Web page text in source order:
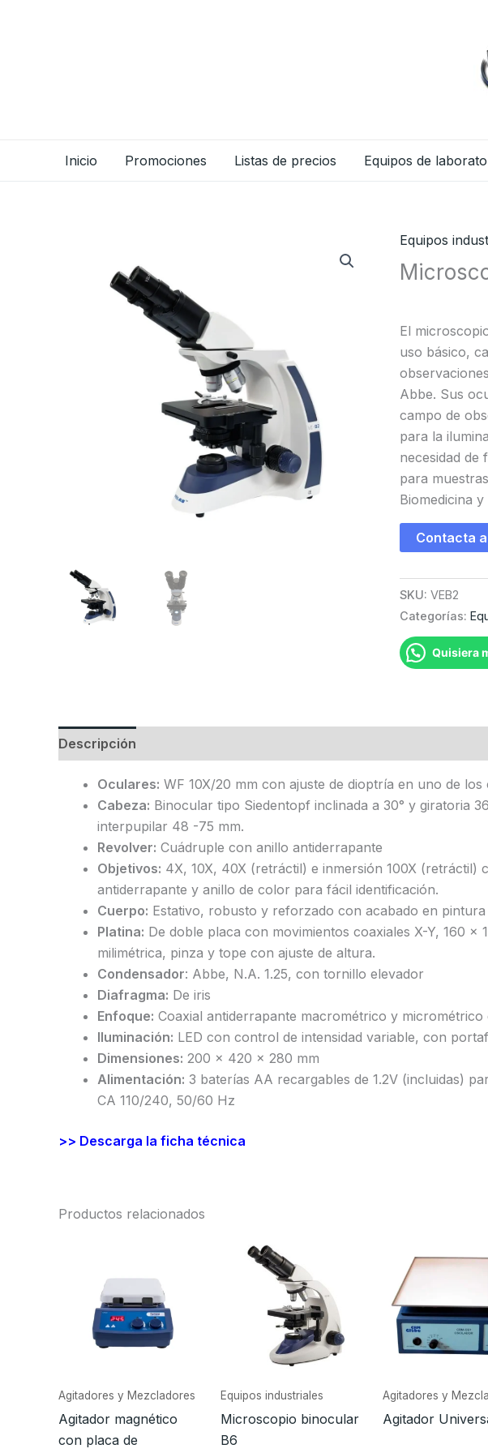
Inicio Promociones Listas de precios Equipos de
Equipos
El
uso básico,
Abbe. Sus
campo de
para la
necesidad de
para
Biomedicina
Contacta
SKU: VEB2
Categorías:
Quisiera
Descripción
Oculares: WF 10X/20 mm con ajuste de dioptría en uno de los
Cabeza: Binocular tipo Siedentopf inclinada a 30° y giratoria
interpupilar 48 -75 mm.
Revolver: Cuádruple con anillo antiderrapante
Objetivos: 4X, 10X, 40X (retráctil) e inmersión 100X (retráctil)
antiderrapante y anillo de color para fácil identificación.
Cuerpo: Estativo, robusto y reforzado con acabado en pintura
Platina: De doble placa con movimientos coaxiales X-Y, 160 x
milimétrica, pinza y tope con ajuste de altura.
Condensador: Abbe, N.A. 1.25, con tornillo elevador
Diafragma: De iris
Enfoque: Coaxial antiderrapante macrométrico y micrométrico
Iluminación: LED con control de intensidad variable, con
Dimensiones: 200 x 420 x 280 mm
Alimentación: 3 baterías AA recargables de 1.2V (incluidas)
CA 110/240, 50/60 Hz
>> Descarga la ficha técnica
Productos relacionados
Agitadores y Mezcladores
Agitador magnético
con placa de
Equipos industriales
Microscopio binocular
B6
Agitadores y
Agitador